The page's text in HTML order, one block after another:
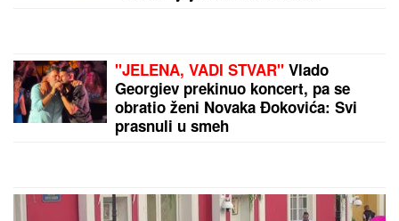
(FOTO) ANĐELA VEŠTICA NE MOŽE DA SE
KONTROLIŠE SA NOVIM DEČKOM Razmenjivali
nežnosti na privatnom bazenu: Zbog silikona mora
PREPORUKA ZA VAS